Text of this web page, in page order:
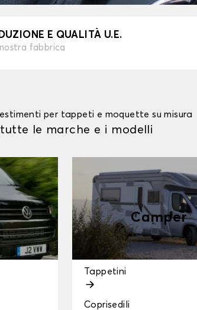
E QUALITÀ U.E.
fabbrica
per tappeti e moquette su misura
le marche e i modelli
Camper
Tappetini
Coprisedili